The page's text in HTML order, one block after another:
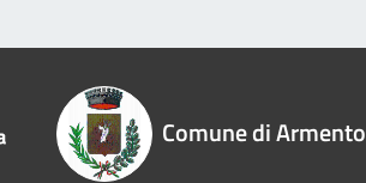
Comune di Armento